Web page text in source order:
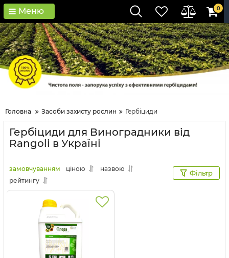
Меню 0
Головна Засоби захисту рослин Гербіциди
Гербіциди для Виноградники від
Rangoli в Україні
замовчуванням ціною
назвою
рейтингу
Фільтр